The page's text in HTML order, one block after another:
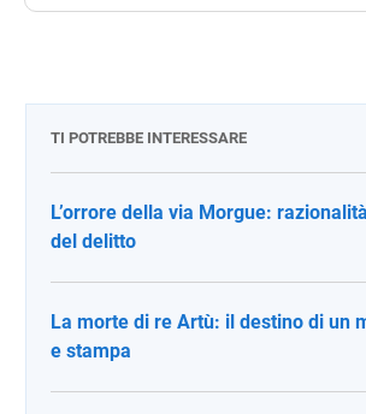
TI POTREBBE INTERESSARE
L’orrore della via Morgue:
del delitto
La morte di re Artù: il destino di un
e stampa